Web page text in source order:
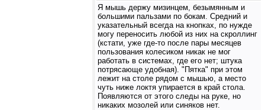
Я мышь держу мизинцем, безымянным и
большими пальзами по бокам. Средний и
указательный всегда на кнопках, по нужде
могу переносить любой из них на скроллинг
(кстати, уже где-то после пары месяцев
пользования колесиком никак не мог
работать в системах, где его нет; штука
потрясающе удобная). "Пятка" при этом
лежит на столе рядом с мышью, а место
чуть ниже локтя упирается в край стола.
Появляются от этого следы на руке, но
никаких мозолей или синяков нет.